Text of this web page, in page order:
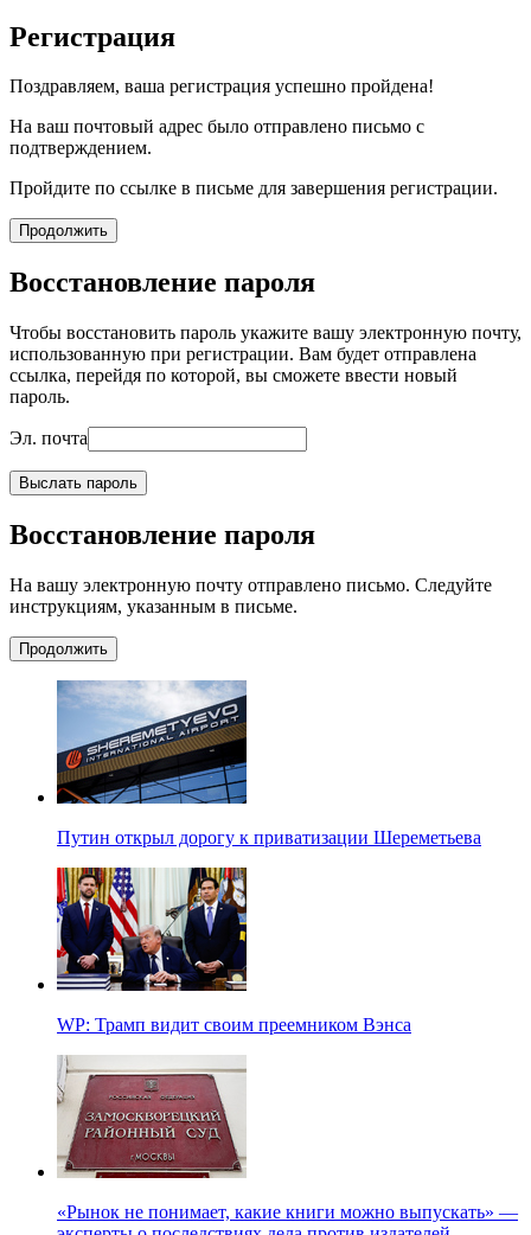
Регистрация
Поздравляем, ваша регистрация успешно пройдена!
На ваш почтовый адрес было отправлено письмо с
подтверждением.
Пройдите по ссылке в письме для завершения регистрации.
Продолжить
Восстановление пароля
Чтобы восстановить пароль укажите вашу электронную почту,
использованную при регистрации. Вам будет отправлена
ссылка, перейдя по которой, вы сможете ввести новый
пароль.
Эл. почта
Выслать пароль
Восстановление пароля
На вашу электронную почту отправлено письмо. Следуйте
инструкциям, указанным в письме.
Продолжить
Путин открыл дорогу к приватизации Шереметьева
WP: Трамп видит своим преемником Вэнса
«Рынок не понимает, какие книги можно выпускать» —